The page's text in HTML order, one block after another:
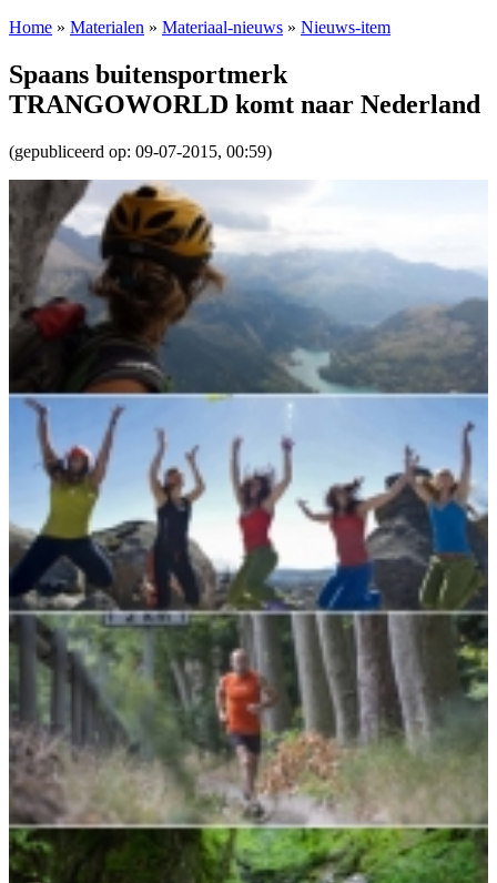
Home » Materialen » Materiaal-nieuws » Nieuws-item
Spaans buitensportmerk
TRANGOWORLD komt naar Nederland
(gepubliceerd op: 09-07-2015, 00:59)